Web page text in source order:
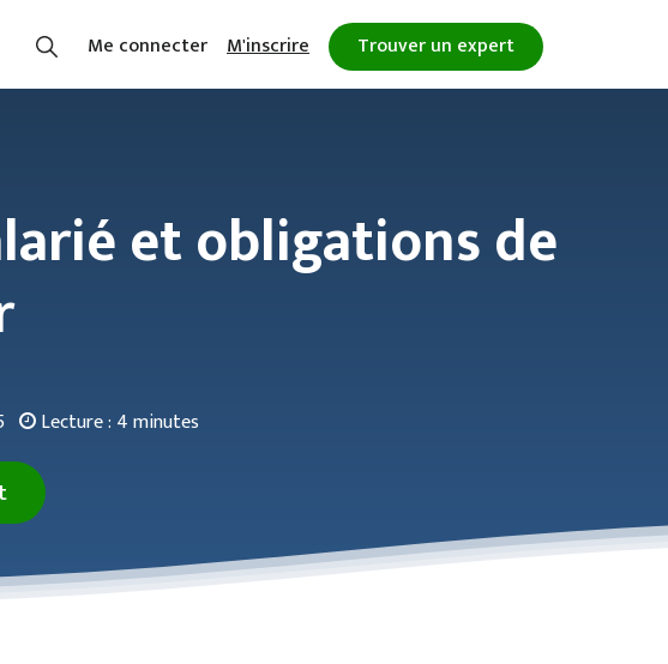
Me connecter M'inscrire Trouver un expert
et obligations de
Lecture : 4 minutes